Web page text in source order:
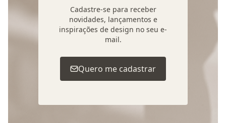
Cadastre-se para receber
novidades, lançamentos e
inspirações de design no seu e-
mail.
Quero me cadastrar